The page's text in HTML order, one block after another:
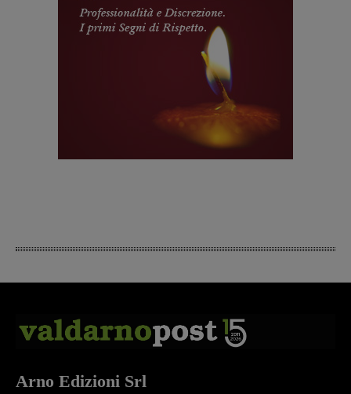
Arno Edizioni Srl